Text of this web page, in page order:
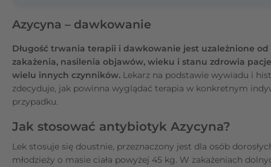
Azycyna – dawkowanie
Długość trwania terapii i dawkowanie jest uzależnione
zakażenia, nasilenia objawów, wieku i stanu zdrowia
wielu innych czynników. Lekarz na podstawie wywiadu i
zdecyduje, jak powinna wyglądać terapia w konkretnym
przypadku.
Jak stosować antybiotyk Azycyna?
Lek stosuje się doustnie, przeznaczony jest dla osób
młodzieży o masie ciała powyżej 45 kg. W zakażeniach